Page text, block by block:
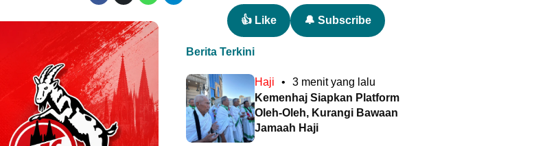
👍 Like 🔔 Subscribe
Berita Terkini
Haji •
3 menit yang lalu
Kemenhaj Siapkan Platform
Oleh-Oleh, Kurangi Bawaan
Jamaah Haji